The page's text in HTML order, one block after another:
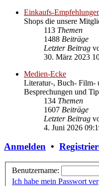
Einkaufs-
Shops die unsere
113 Themen
1488 Beiträge
Letzter Beitrag
30. März 2023
Medien-Ecke
Literatur-, Buch- Film-
Besprechungen und
134 Themen
1607 Beiträge
Letzter Beitrag
4. Juni 2026
Anmelden •
Benutzername:
Ich habe mein Passwort